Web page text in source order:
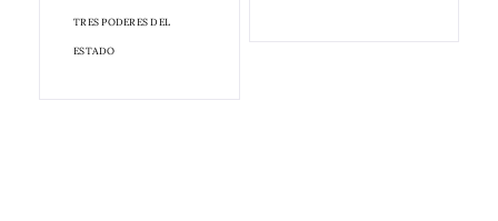
TRES PODERES DEL
ESTADO